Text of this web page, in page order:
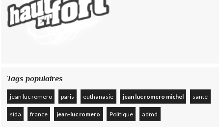
Tags populaires
jean luc romero paris euthanasie jean luc romero michel santé
sida france jean-luc romero Politique admd